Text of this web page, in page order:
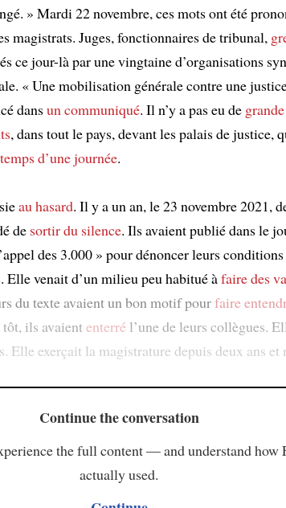
» Mardi 22 novembre, ces mots ont été
magistrats. Juges, fonctionnaires de tribunal,
ce jour-là par une vingtaine d’organisations
« Une mobilisation générale contre une
dansun communiqué. Il n’y a pas eu de
, dans tout le pays, devant les palais de justice,
d’une journée.
au hasard. Il y a un an, le 23 novembre 2021,
de sortir du silence. Ils avaient publié dans le
des 3.000 » pour dénoncer leurs
venait d’un milieu peu habitué àfaire des
du texte avaient un bon motif pourfaire
ils avaiententerré l’une de leurs collègues.
Elle exerçait la magistrature depuis deux ans et
Continue the conversation
the full content — and understand how
actually used.